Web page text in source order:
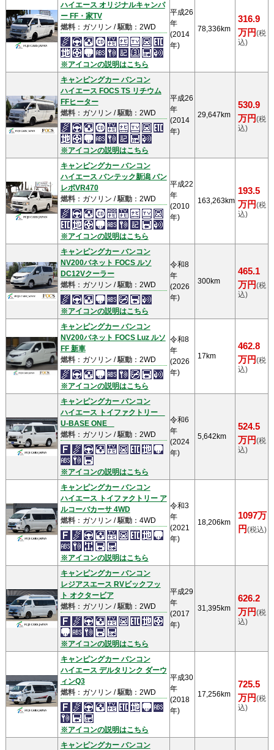
ハイエース オリジナルキャンパ
ー FF・家TV
燃料：ガソリン /駆動：2WD
※アイコンの説明はこちら
平成26
年
(2014
年)
78,336km
316.9
万円(税
込)
キャンピングカー バンコン
ハイエース FOCS TS リチウム
FFヒーター
燃料：ガソリン /駆動：2WD
※アイコンの説明はこちら
平成26
年
(2014
年)
29,647km
530.9
万円(税
込)
キャンピングカー バンコン
ハイエース バンテック新潟 バン
レボVR470
燃料：ガソリン /駆動：2WD
※アイコンの説明はこちら
平成22
年
(2010
年)
163,263km
193.5
万円(税
込)
キャンピングカー バンコン
NV200バネット FOCS ルソ
DC12Vクーラー
燃料：ガソリン /駆動：2WD
※アイコンの説明はこちら
令和8
年
(2026
年)
300km
465.1
万円(税
込)
キャンピングカー バンコン
NV200バネット FOCS Luz ルソ
FF 新車
燃料：ガソリン /駆動：2WD
※アイコンの説明はこちら
令和8
年
(2026
年)
17km
462.8
万円(税
込)
キャンピングカー バンコン
ハイエース トイファクトリー
U-BASE ONE
燃料：ガソリン /駆動：2WD
※アイコンの説明はこちら
令和6
年
(2024
年)
5,642km
524.5
万円(税
込)
キャンピングカー バンコン
ハイエース トイファクトリー ア
ルコーバカーサ 4WD
燃料：ガソリン /駆動：4WD
※アイコンの説明はこちら
令和3
年
(2021
年)
18,206km
1097万
円(税込)
キャンピングカー バンコン
レジアスエース RVビックフッ
ト オクタービア
燃料：ガソリン /駆動：2WD
※アイコンの説明はこちら
平成29
年
(2017
年)
31,395km
626.2
万円(税
込)
キャンピングカー バンコン
ハイエース デルタリンク ダーウ
ィンQ3
燃料：ガソリン /駆動：2WD
※アイコンの説明はこちら
平成30
年
(2018
年)
17,256km
725.5
万円(税
込)
キャンピングカー バンコン